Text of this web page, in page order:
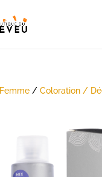
Femme /Coloration /